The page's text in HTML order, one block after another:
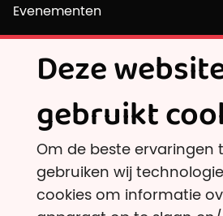
Deze
gebruikt
Om de beste ervaringen
gebruiken wij
cookies om informatie
Evenementen
Vrijwilligersvacatures
Onafhankelijke
En andere goede doelen dan?
Belastingvoordeel